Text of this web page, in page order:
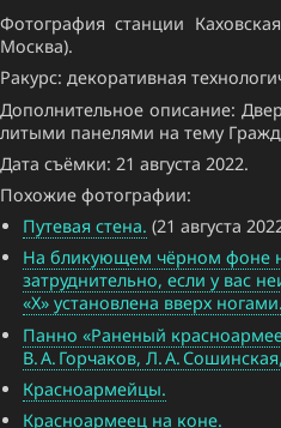
Фотография станции
Москва).
Ракурс: декоративная
Дополнительное описание:
литыми панелями на тему
Дата съёмки: 21 августа 2022.
Похожие фотографии:
Путевая стена. (21 августа
На бликующем чёрном фоне
затруднительно, если у вас
«Х» установлена вверх ногами.
Панно «Раненый
В. А. Горчаков, Л. А.
Красноармейцы.
Красноармеец на коне.